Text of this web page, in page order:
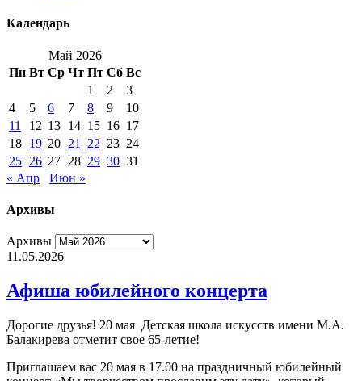
Календарь
Май 2026
Пн Вт Ср Чт Пт Сб Вс
1
2
3
4
5 6 7 8 9
10
11
12 13 14 15 16 17
18 19 20 21 22 23 24
25 26 27 28 29 30 31
« Апр
Июн »
Архивы
Архивы
11.05.2026
Афиша юбилейного концерта
Дорогие друзья! 20 мая Детская школа искусств имени М.А.
Балакирева отметит свое 65-летие!
Приглашаем вас 20 мая в 17.00 на праздничный юбилейный